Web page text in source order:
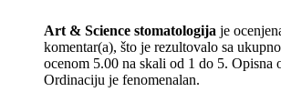
Art & Science stomatologija je
komentar(a), što je rezultovalo sa
ocenom 5.00 na skali od 1 do 5. Opisna
Ordinaciju je fenomenalan.